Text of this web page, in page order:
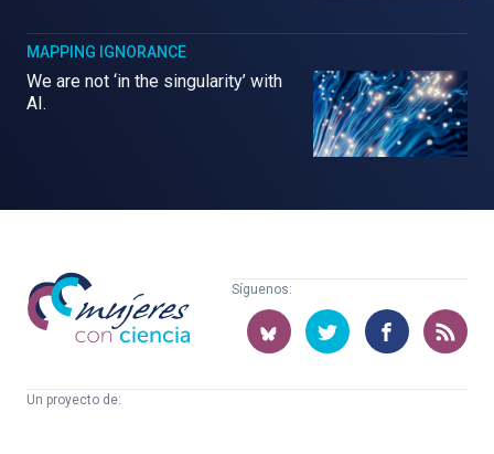
MAPPING IGNORANCE
We are not ‘in the singularity’ with
AI.
Mujeres
con
ciencia
Síguenos:
Un proyecto de: